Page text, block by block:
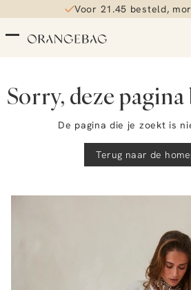
Voor 21.45 besteld,
Gratis bezorging
Sorry, deze
De pagina die je zoekt is
Terug naar de